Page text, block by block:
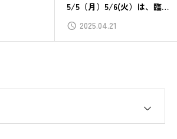
5/5（月）5/6(火）は、臨時
休館いたします
2025.04.21